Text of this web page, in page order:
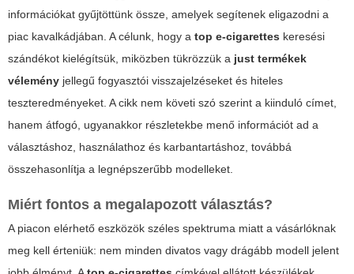
információkat gyűjtöttünk össze, amelyek segítenek eligazodni a
piac kavalkádjában. A célunk, hogy a top e-cigarettes keresési
szándékot kielégítsük, miközben tükrözzük a just termékek
vélemény jellegű fogyasztói visszajelzéseket és hiteles
teszteredményeket. A cikk nem követi szó szerint a kiinduló címet,
hanem átfogó, ugyanakkor részletekbe menő információt ad a
választáshoz, használathoz és karbantartáshoz, továbbá
összehasonlítja a legnépszerűbb modelleket.
Miért fontos a megalapozott választás?
A piacon elérhető eszközök széles spektruma miatt a vásárlóknak
meg kell érteniük: nem minden divatos vagy drágább modell jelent